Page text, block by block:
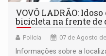
VOVÔ LADRÃO:
bicicleta na frente de
Polícia 07 de Agosto
Informações sobre a